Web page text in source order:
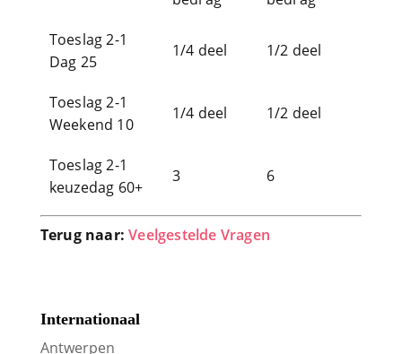
Toeslag 2-1
keuzedag 60+
Terug naar: Veelgestelde Vragen
Antwerpen
Düsseldorf
Frankfurt